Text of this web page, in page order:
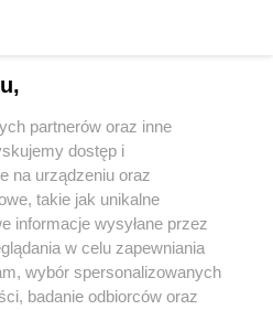
partnerów oraz inne
dostęp i
na urządzeniu oraz
takie jak unikalne
informacje wysyłane przez
w celu zapewniania
wybór spersonalizowanych
badanie odbiorców oraz